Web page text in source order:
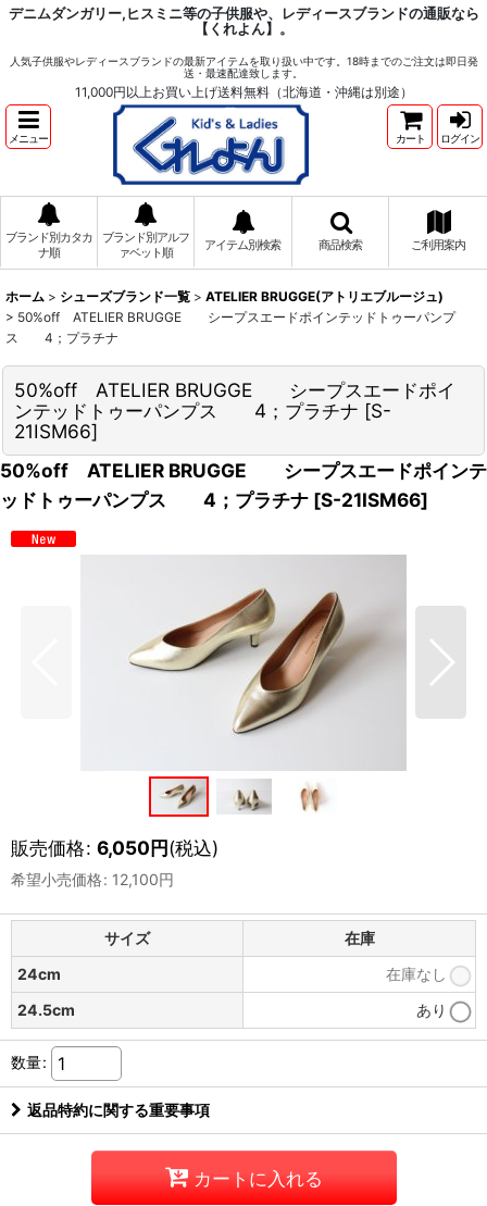
デニムダンガリー,ヒスミニ等の子供服や、レディースブランドの通販なら
【くれよん】。
人気子供服やレディースブランドの最新アイテムを取り扱い中です。18時までのご注文は即日発
送・最速配達致します。
11,000円以上お買い上げ送料無料（北海道・沖縄は別途）
メニュー カート ログイン
ブランド別カタカ
ナ順
ブランド別アルフ
ァベット順
アイテム別検索 商品検索 ご利用案内
ホーム > シューズブランド一覧 > ATELIER BRUGGE(アトリエブルージュ)
> 50%off ATELIER BRUGGE シープスエードポインテッドトゥーパンプ
ス 4；プラチナ
50%off ATELIER BRUGGE シープスエードポイ
ンテッドトゥーパンプス 4；プラチナ [S-
21ISM66]
50%off ATELIER BRUGGE シープスエードポインテ
ッドトゥーパンプス 4；プラチナ [S-21ISM66]
販売価格: 6,050円(税込)
希望小売価格: 12,100円
サイズ
在庫
24cm
在庫なし
24.5cm
あり
数量:
返品特約に関する重要事項
カートに入れる